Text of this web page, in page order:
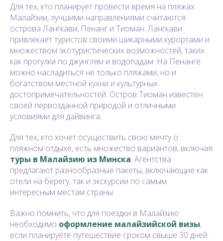
Для тех, кто планирует провести время на пляжах
Малайзии, лучшими направлениями считаются
острова Лангкави, Пенанг и Тиоман. Лангкави
привлекает туристов своими шикарными курортами и
множеством экотуристических возможностей, таких
как прогулки по джунглям и водопадам. На Пенанге
можно насладиться не только пляжами, но и
богатством местной кухни и культурных
достопримечательностей. Остров Тиоман известен
своей первозданной природой и отличными
условиями для дайвинга.
Для тех, кто хочет осуществить свою мечту о
пляжном отдыхе, есть множество вариантов, включая
туры в Малайзию из Минска. Агентства
предлагают разнообразные пакеты, включающие как
отели на берегу, так и экскурсии по самым
интересным местам страны.
Важно помнить, что для поездки в Малайзию
необходимо оформление малайзийской визы,
если планируете путешествие сроком свыше 30 дней.